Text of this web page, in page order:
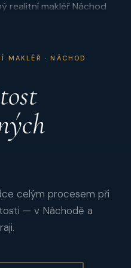
MAKLÉŘ · NÁCHOD
celým procesem při
— v Náchodě a